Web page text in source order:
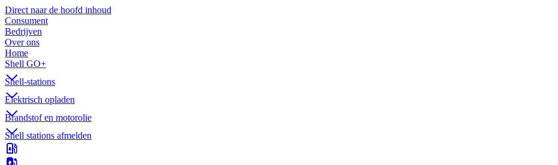
Direct naar de hoofd inhoud
Consument
Bedrijven
Over ons
Home
Shell GO+
Shell-stations
Elektrisch opladen
Brandstof en motorolie
Shell stations afmelden